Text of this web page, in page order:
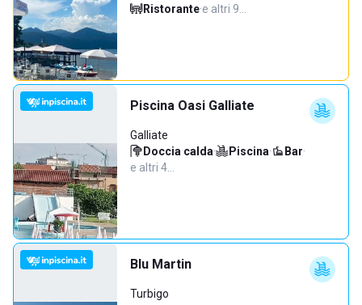
Ristorante·e altri 9…
Piscina Oasi Galliate
Galliate
Doccia calda· Piscina· Bar·
e altri 4…
Blu Martin
Turbigo